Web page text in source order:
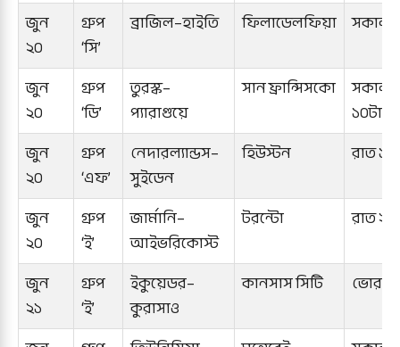
জুন
২০
গ্রুপ
‘সি’
ব্রাজিল–হাইতি ফিলাডেলফিয়া সকাল
জুন
২০
গ্রুপ
‘ডি’
তুরস্ক–
প্যারাগুয়ে
সান ফ্রান্সিসকো সকাল
১০টা
জুন
২০
গ্রুপ
‘এফ’
নেদারল্যান্ডস–
সুইডেন
হিউস্টন রাত
জুন
২০
গ্রুপ
‘ই’
জার্মানি–
আইভরিকোস্ট
টরন্টো রাত ২টা
জুন
২১
গ্রুপ
‘ই’
ইকুয়েডর–
কুরাসাও
কানসাস সিটি ভোর